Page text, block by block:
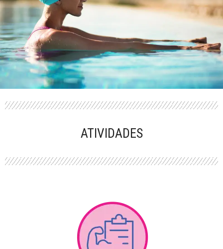
PERFORMANCE
ATIVIDADES